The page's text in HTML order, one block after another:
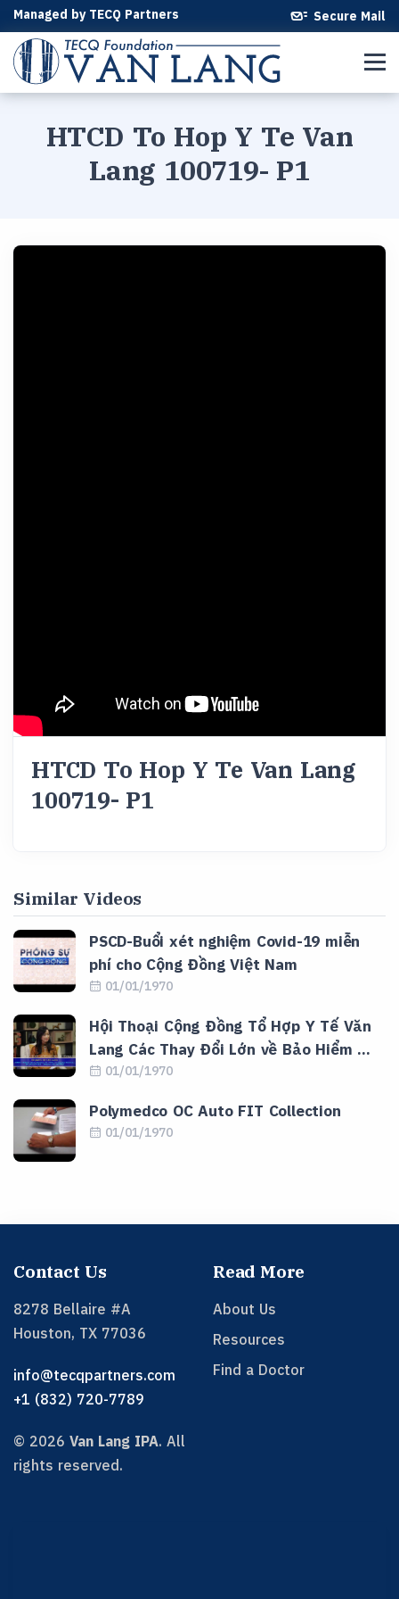
Managed by TECQ Partners Secure Mail
HTCD To Hop Y Te Van
Lang 100719- P1
HTCD To Hop Y Te Van Lang
100719- P1
Similar Videos
PSCD-Buổi xét nghiệm Covid-19 miễn
phí cho Cộng Đồng Việt Nam
01/01/1970
Hội Thoại Cộng Đồng Tổ Hợp Y Tế Văn
Lang Các Thay Đổi Lớn về Bảo Hiểm …
01/01/1970
Polymedco OC Auto FIT Collection
01/01/1970
Contact Us
8278 Bellaire #A
Houston, TX 77036
info@tecqpartners.com
+1 (832) 720-7789
© 2026 Van Lang IPA. All
rights reserved.
Read More
About Us
Resources
Find a Doctor